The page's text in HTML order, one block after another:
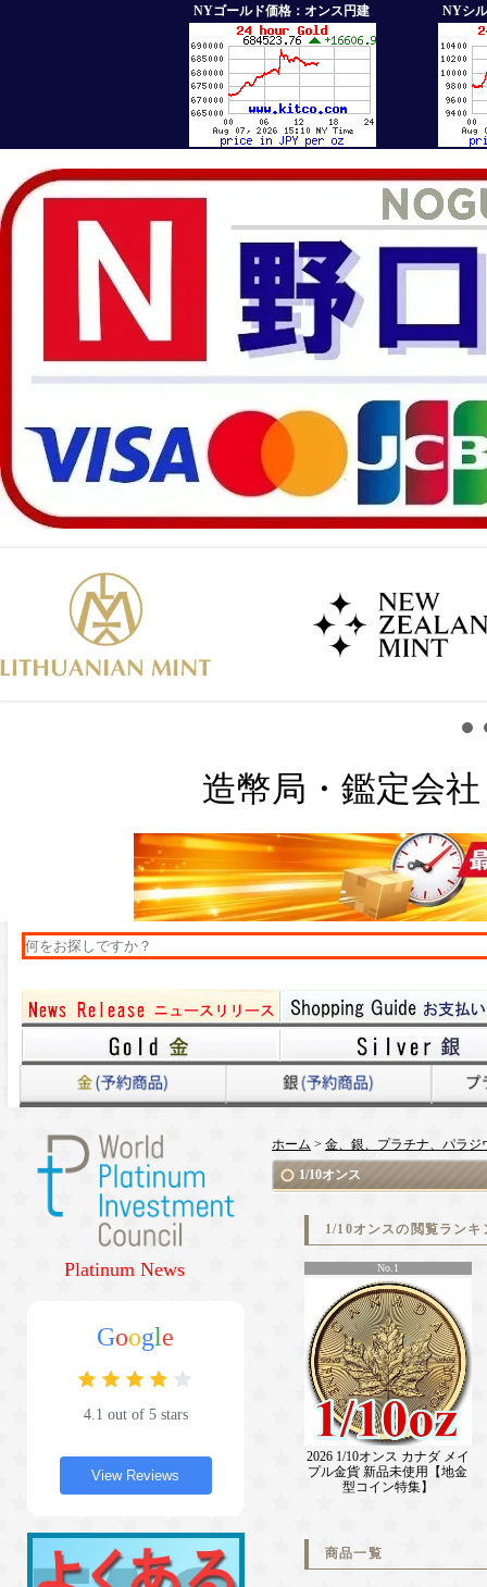
NYゴールド価格：オンス円建 NYシ
造幣局・鑑定会
Platinum News
Google
4.1 out of 5 stars
View Reviews
ホーム > 金、銀、プラチナ、パラジ
1/10オンス
1/10オンスの閲覧ランキ
No.1
2026 1/10オンス カナダ メイ
プル金貨 新品未使用【地金
型コイン特集】
商品一覧